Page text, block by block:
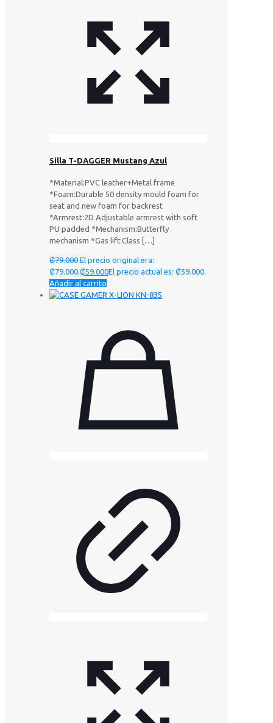
Silla T-DAGGER Mustang Azul
*Material:PVC leather+Metal frame
*Foam:Durable 50 density mould foam for
seat and new foam for backrest
*Armrest:2D Adjustable armrest with soft
PU padded *Mechanism:Butterfly
mechanism *Gas lift:Class […]
₡79.000 El precio original era:
₡79.000.₡59.000El precio actual es: ₡59.000.
Añadir al carrito